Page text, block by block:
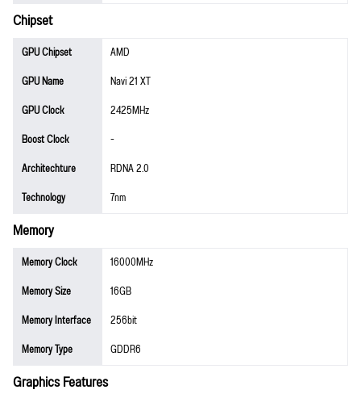
Chipset
GPU Chipset
AMD
GPU Name
Navi 21 XT
GPU Clock
2425MHz
Boost Clock
-
Architechture
RDNA 2.0
Technology
7nm
Memory
Memory Clock
16000MHz
Memory Size
16GB
Memory Interface
256bit
Memory Type
GDDR6
Graphics Features